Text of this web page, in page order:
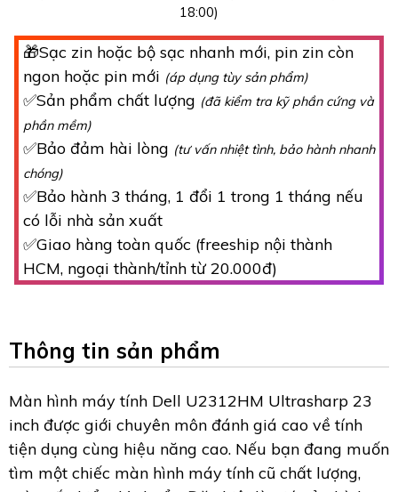
18:00)
🎁Sạc zin hoặc bộ sạc nhanh mới, pin zin còn
ngon hoặc pin mới (áp dụng tùy sản phẩm)
✅Sản phẩm chất lượng (đã kiểm tra kỹ phần cứng và
phần mềm)
✅Bảo đảm hài lòng (tư vấn nhiệt tình, bảo hành nhanh
chóng)
✅Bảo hành 3 tháng, 1 đổi 1 trong 1 tháng nếu
có lỗi nhà sản xuất
✅Giao hàng toàn quốc (freeship nội thành
HCM, ngoại thành/tỉnh từ 20.000đ)
Thông tin sản phẩm
Màn hình máy tính Dell U2312HM Ultrasharp 23
inch được giới chuyên môn đánh giá cao về tính
tiện dụng cùng hiệu năng cao. Nếu bạn đang muốn
tìm một chiếc màn hình máy tính cũ chất lượng,